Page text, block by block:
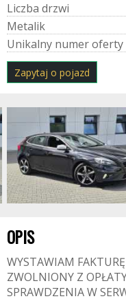
Liczba drzwi
Metalik
Unikalny numeroferty
Zapytaj o pojazd
OPIS
WYSTAWIAM
ZWOLNIONY Z
SPRAWDZENIA W